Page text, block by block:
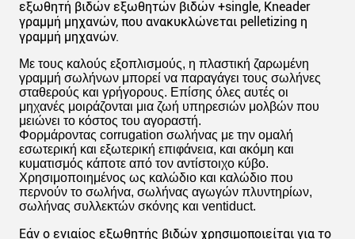
εξωθητή βιδών εξωθητών βιδών +single, Kneader
γραμμή μηχανών, που ανακυκλώνεται pelletizing η
γραμμή μηχανών.
Με τους καλούς εξοπλισμούς, η πλαστική ζαρωμένη
γραμμή σωλήνων μπορεί να παραγάγει τους σωλήνες
σταθερούς και γρήγορους. Επίσης όλες αυτές οι
μηχανές μοιράζονται μια ζωή υπηρεσιών μολβών που
μειώνει το κόστος του αγοραστή.
Φορμάροντας corrugation σωλήνας με την ομαλή
εσωτερική και εξωτερική επιφάνεια, και ακόμη και
κυματισμός κάποτε από τον αντίστοιχο κύβο.
Χρησιμοποιημένος ως καλώδιο και καλώδιο που
περνούν το σωλήνα, σωλήνας αγωγών πλυντηρίων,
σωλήνας συλλεκτών σκόνης και ventiduct.
Εάν ο ενιαίος εξωθητής βιδών χρησιμοποιείται για το